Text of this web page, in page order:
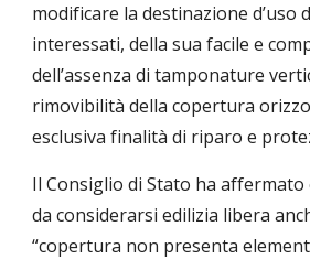
modificare la destinazione d’uso
interessati, della sua facile e
dell’assenza di tamponature
rimovibilità della copertura
esclusiva finalità di riparo e
Il Consiglio di Stato ha
da considerarsi edilizia libera
“copertura non presenta